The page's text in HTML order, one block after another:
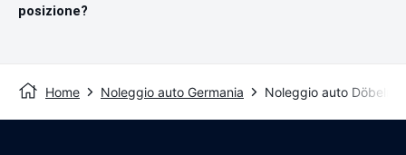
posizione?
Home Noleggio auto Germania Noleggio auto Döbeln